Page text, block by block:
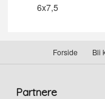
6x7,5
Forside Bli
Partnere